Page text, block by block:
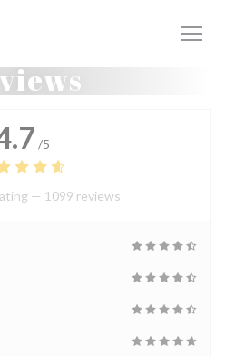
/5
— 1099 reviews